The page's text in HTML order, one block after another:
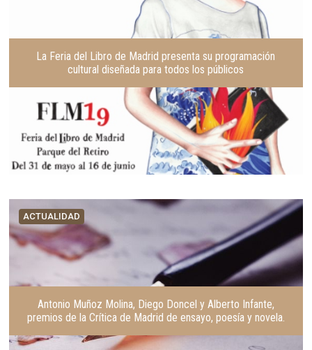
La Feria del Libro de Madrid presenta su programación
cultural diseñada para todos los públicos
ACTUALIDAD
Antonio Muñoz Molina, Diego Doncel y Alberto Infante,
premios de la Crítica de Madrid de ensayo, poesía y novela.